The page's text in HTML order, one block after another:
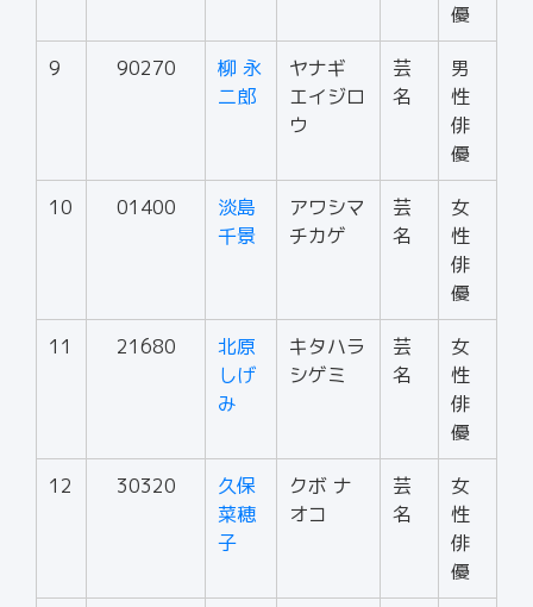
優
9 90270
柳 永
二郎
ヤナギ
エイジロ
ウ
芸
名
男
性
俳
優
10 01400
淡島
千景
アワシマ
チカゲ
芸
名
女
性
俳
優
11 21680
北原
しげ
み
キタハラ
シゲミ
芸
名
女
性
俳
優
12 30320
久保
菜穂
子
クボ ナ
オコ
芸
名
女
性
俳
優